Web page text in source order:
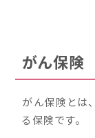
がん保険
がん保険とは
る保険です。